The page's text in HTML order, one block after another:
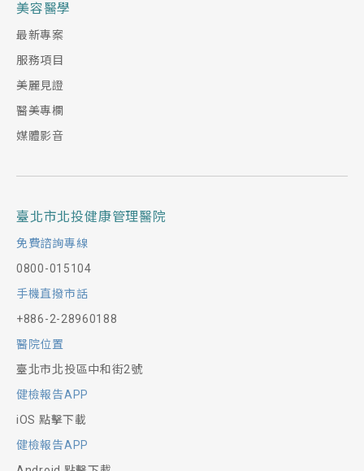
美容醫學
最新專案
服務項目
美麗見證
醫美專欄
媒體影音
臺北市北投健康管理醫院
免費諮詢專線
0800-015104
手機直撥市話
+886-2-28960188
醫院位置
臺北市北投區中和街2號
健檢報告APP
iOS 點擊下載
健檢報告APP